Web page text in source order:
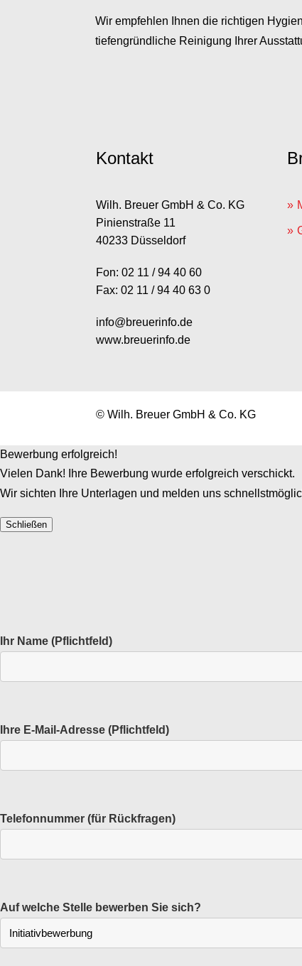
Wir empfehlen Ihnen die richtigen
tiefengründliche Reinigung Ihrer
Kontakt
Wilh. Breuer GmbH & Co. KG
Pinienstraße 11
40233 Düsseldorf
Fon: 02 11 / 94 40 60
Fax: 02 11 / 94 40 63 0
info@breuerinfo.de
www.breuerinfo.de
© Wilh. Breuer GmbH & Co. KG
Bewerbung erfolgreich!
Vielen Dank! Ihre Bewerbung wurde erfolgreich verschickt.
Wir sichten Ihre Unterlagen und melden uns
Schließen
Ihr Name (Pflichtfeld)
Ihre E-Mail-Adresse (Pflichtfeld)
Telefonnummer (für Rückfragen)
Auf welche Stelle bewerben Sie sich?